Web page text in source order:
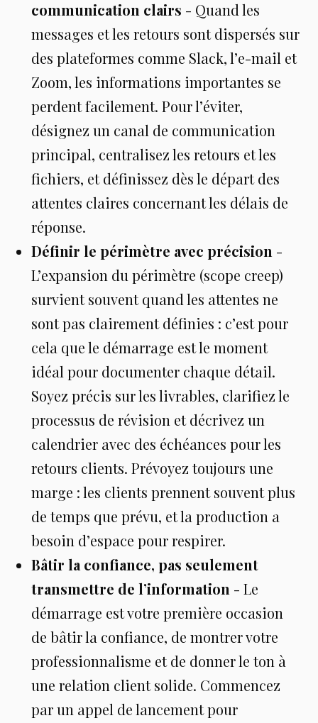
communication clairs - Quand les
messages et les retours sont dispersés sur
des plateformes comme Slack, l’e-mail et
Zoom, les informations importantes se
perdent facilement. Pour l’éviter,
désignez un canal de communication
principal, centralisez les retours et les
fichiers, et définissez dès le départ des
attentes claires concernant les délais de
réponse.
Définir le périmètre avec précision -
L’expansion du périmètre (scope creep)
survient souvent quand les attentes ne
sont pas clairement définies : c’est pour
cela que le démarrage est le moment
idéal pour documenter chaque détail.
Soyez précis sur les livrables, clarifiez le
processus de révision et décrivez un
calendrier avec des échéances pour les
retours clients. Prévoyez toujours une
marge : les clients prennent souvent plus
de temps que prévu, et la production a
besoin d’espace pour respirer.
Bâtir la confiance, pas seulement
transmettre de l’information - Le
démarrage est votre première occasion
de bâtir la confiance, de montrer votre
professionnalisme et de donner le ton à
une relation client solide. Commencez
par un appel de lancement pour